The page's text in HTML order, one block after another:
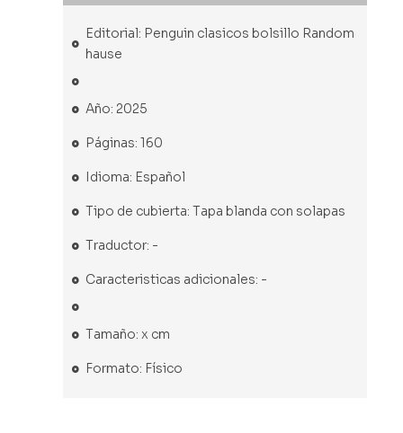
Editorial: Penguin clasicos bolsillo Random
hause
Año: 2025
Páginas: 160
Idioma: Español
Tipo de cubierta: Tapa blanda con solapas
Traductor: -
Caracteristicas adicionales: -
Tamaño: x cm
Formato: Físico